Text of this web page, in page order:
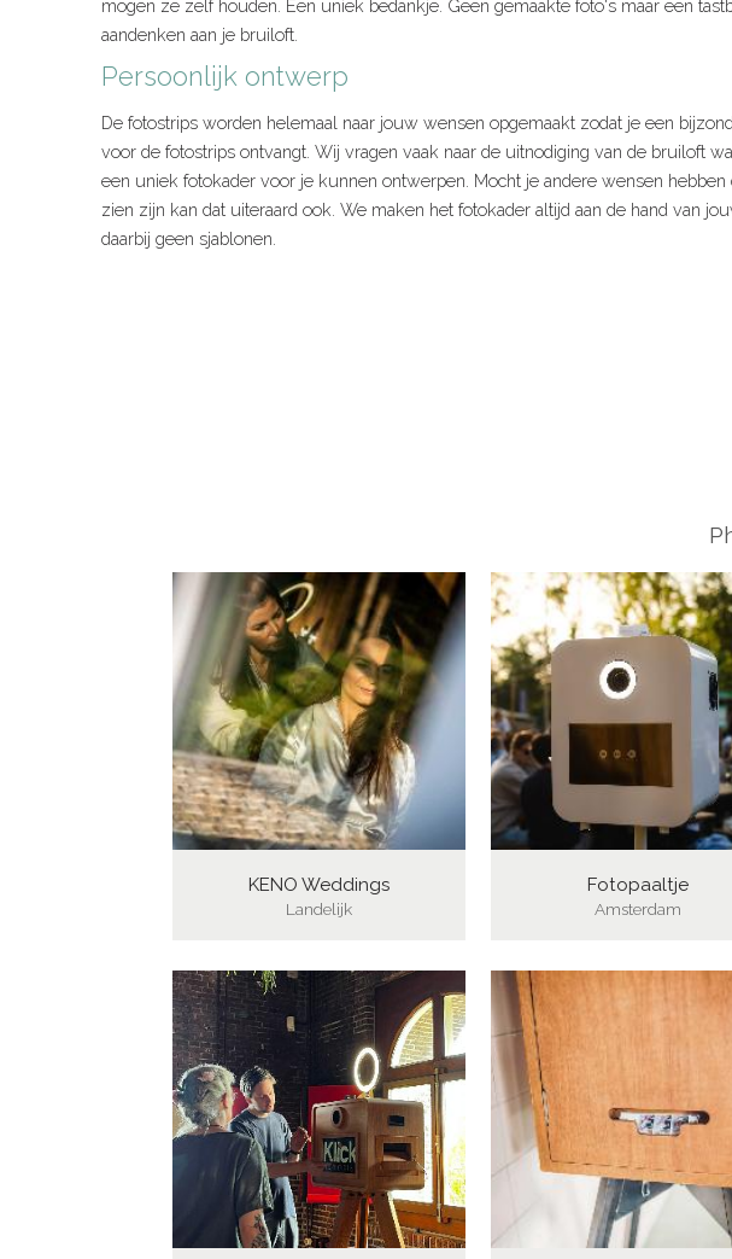
mogen ze zelf houden. Een uniek bedankje. Geen gemaakte foto's maar een
aandenken aan je bruiloft.
Persoonlijk ontwerp
De fotostrips worden helemaal naar jouw wensen opgemaakt zodat je een
voor de fotostrips ontvangt. Wij vragen vaak naar de uitnodiging van de bruiloft
een uniek fotokader voor je kunnen ontwerpen. Mocht je andere wensen hebben
zien zijn kan dat uiteraard ook. We maken het fotokader altijd aan de hand van
daarbij geen sjablonen.
KENO Weddings
Landelijk
Fotopaaltje
Amsterdam